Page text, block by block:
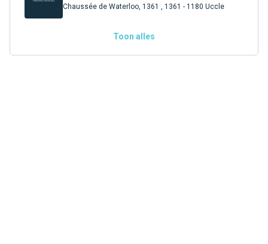
Chaussée de Waterloo, 1361 , 1361 - 1180 Uccle
Toon alles